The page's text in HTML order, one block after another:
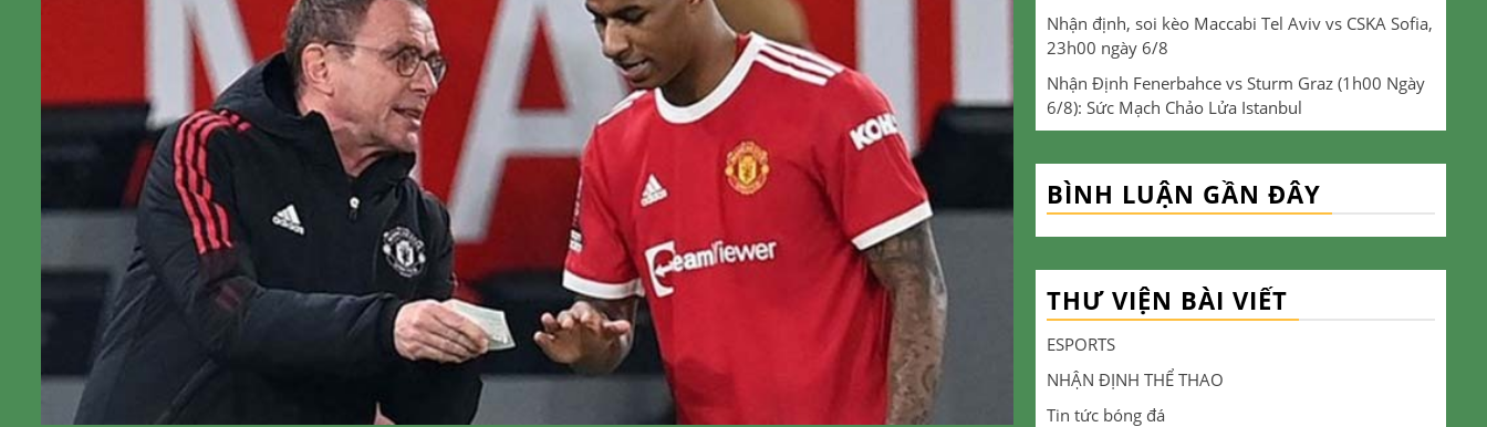
Nhận định, soi kèo Maccabi Tel Aviv vs CSKA Sofia,
23h00 ngày 6/8
Nhận Định Fenerbahce vs Sturm Graz (1h00 Ngày
6/8): Sức Mạch Chảo Lửa Istanbul
BÌNH LUẬN GẦN ĐÂY
THƯ VIỆN BÀI VIẾT
ESPORTS
NHẬN ĐỊNH THỂ THAO
Tin tức bóng đá